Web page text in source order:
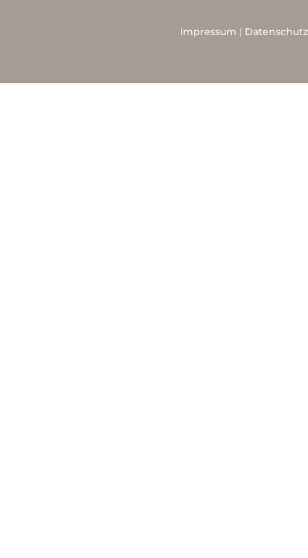
Impressum | Datenschutz